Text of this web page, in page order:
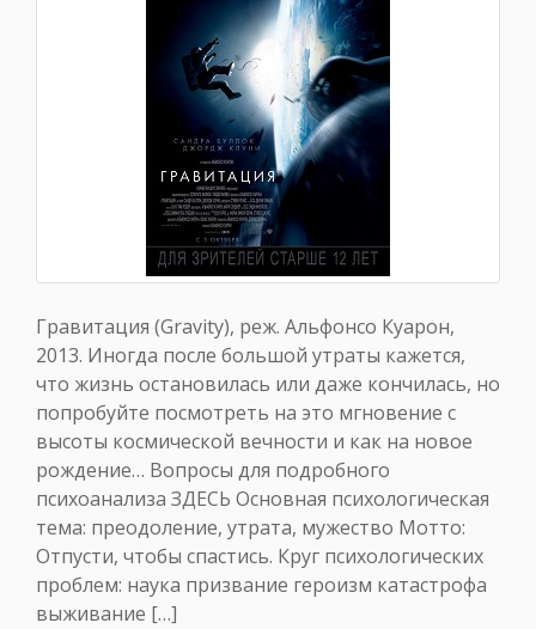
Гравитация (Gravity), реж. Альфонсо Куарон,
2013. Иногда после большой утраты кажется,
что жизнь остановилась или даже кончилась, но
попробуйте посмотреть на это мгновение с
высоты космической вечности и как на новое
рождение… Вопросы для подробного
психоанализа ЗДЕСЬ Основная психологическая
тема: преодоление, утрата, мужество Мотто:
Отпусти, чтобы спастись. Круг психологических
проблем: наука призвание героизм катастрофа
выживание […]